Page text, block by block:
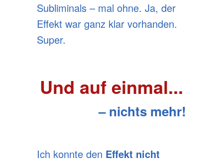
Subliminals – mal ohne. Ja, der
Effekt war ganz klar vorhanden.
Super.
Und auf einmal...
– nichts mehr!
Ich konnte den Effekt nicht